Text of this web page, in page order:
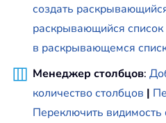
создать
раскрывающийся список
в раскрывающемся
Менеджер столбцов:
количество столбцов |
Переключить видимость